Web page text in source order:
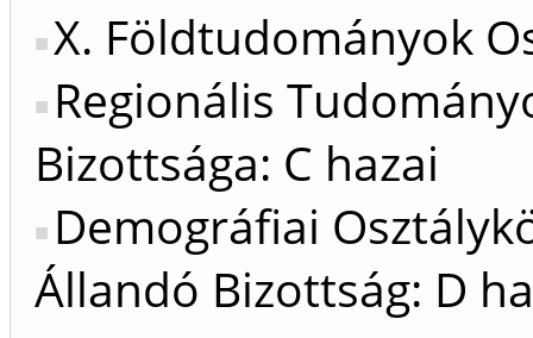
X. Földtudományok
Regionális
Bizottsága: C hazai
Demográfiai
Állandó Bizottság: D